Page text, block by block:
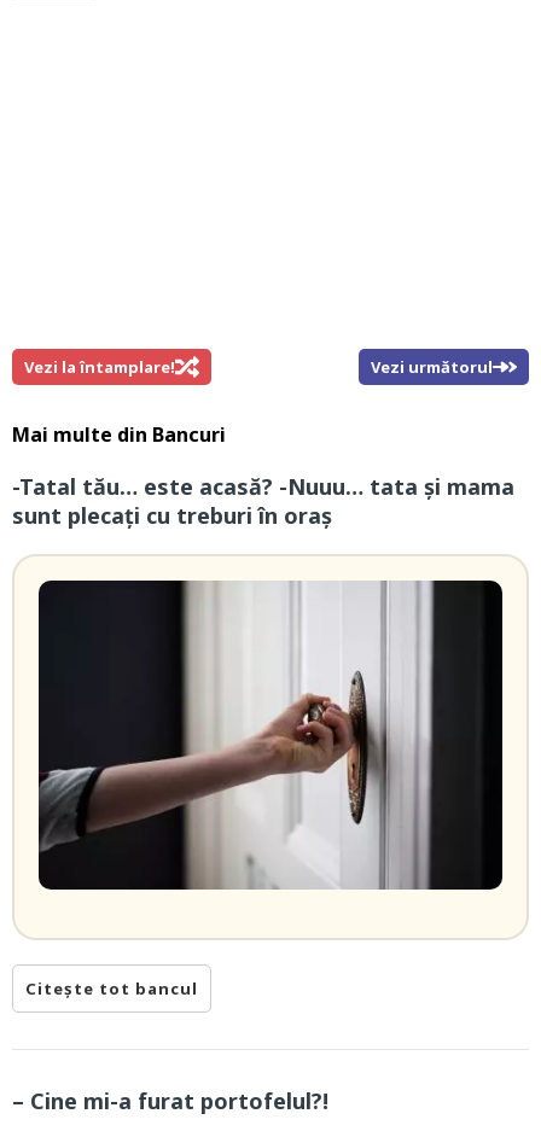
Vezi la întamplare! Vezi următorul
Mai multe din Bancuri
-Tatal tău… este acasă? -Nuuu… tata și mama
sunt plecați cu treburi în oraș
Citește tot bancul
– Cine mi-a furat portofelul?!